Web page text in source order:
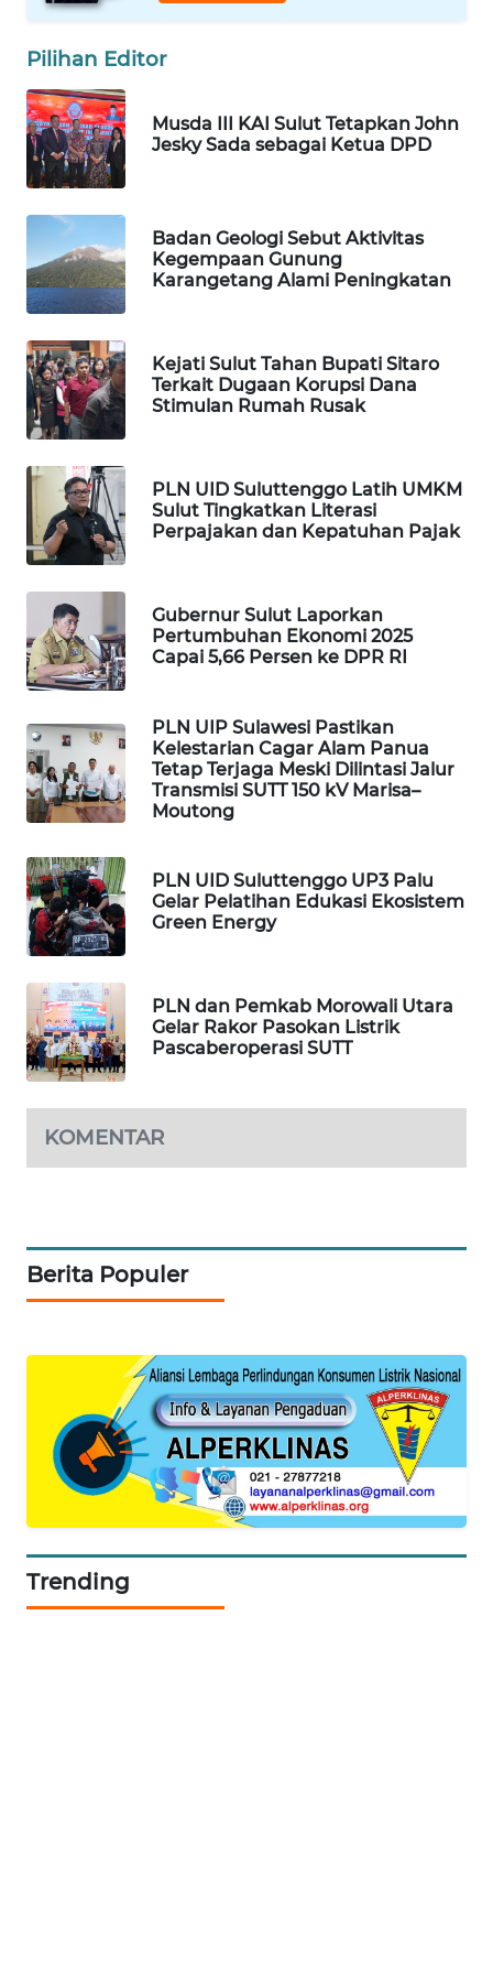
Pilihan Editor
Musda III KAI Sulut Tetapkan John
Jesky Sada sebagai Ketua DPD
Badan Geologi Sebut Aktivitas
Kegempaan Gunung
Karangetang Alami Peningkatan
Kejati Sulut Tahan Bupati Sitaro
Terkait Dugaan Korupsi Dana
Stimulan Rumah Rusak
PLN UID Suluttenggo Latih UMKM
Sulut Tingkatkan Literasi
Perpajakan dan Kepatuhan Pajak
Gubernur Sulut Laporkan
Pertumbuhan Ekonomi 2025
Capai 5,66 Persen ke DPR RI
PLN UIP Sulawesi Pastikan
Kelestarian Cagar Alam Panua
Tetap Terjaga Meski Dilintasi Jalur
Transmisi SUTT 150 kV Marisa–
Moutong
PLN UID Suluttenggo UP3 Palu
Gelar Pelatihan Edukasi Ekosistem
Green Energy
PLN dan Pemkab Morowali Utara
Gelar Rakor Pasokan Listrik
Pascaberoperasi SUTT
KOMENTAR
Berita Populer
Trending
KONSUMEN
WAHANA
LISTRIK
TRAVEL
WAHANA
TV
WAHANANEWS
ID
WAHANANEWS
CO ID
WAHANANEWS
NET
WAHANA
SPORT
WAHANA
WAHANA
SELEB
PERSONA
WAHANA
OTOMOTIF
WAHANA
HEALTH
WISATA
Wahana
Network
KONSUMEN
MASYARAKAT
KELISTRIKAN
MAWAKA